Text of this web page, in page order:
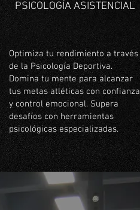
PSICOLOGÍA ASISTENCIAL
Optimiza tu rendimiento a través
de la Psicología Deportiva.
Domina tu mente para alcanzar
tus metas atléticas con confianza
y control emocional. Supera
desafíos con herramientas
psicológicas especializadas.